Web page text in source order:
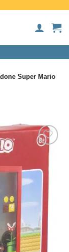
Super Mario